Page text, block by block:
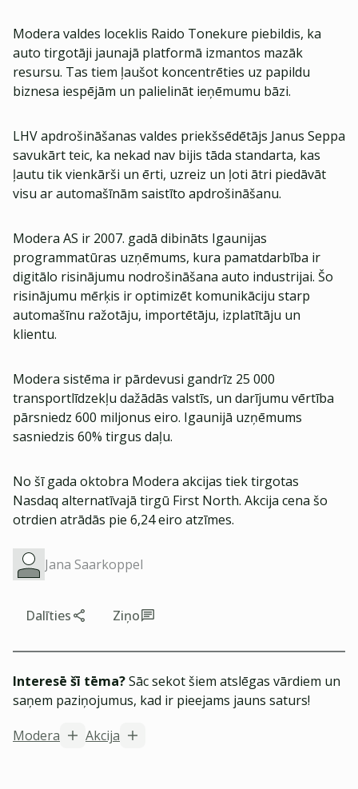
Modera valdes loceklis Raido Tonekure piebildis, ka
auto tirgotāji jaunajā platformā izmantos mazāk
resursu. Tas tiem ļaušot koncentrēties uz papildu
biznesa iespējām un palielināt ieņēmumu bāzi.
LHV apdrošināšanas valdes priekšsēdētājs Janus Seppa
savukārt teic, ka nekad nav bijis tāda standarta, kas
ļautu tik vienkārši un ērti, uzreiz un ļoti ātri piedāvāt
visu ar automašīnām saistīto apdrošināšanu.
Modera AS ir 2007. gadā dibināts Igaunijas
programmatūras uzņēmums, kura pamatdarbība ir
digitālo risinājumu nodrošināšana auto industrijai. Šo
risinājumu mērķis ir optimizēt komunikāciju starp
automašīnu ražotāju, importētāju, izplatītāju un
klientu.
Modera sistēma ir pārdevusi gandrīz 25 000
transportlīdzekļu dažādās valstīs, un darījumu vērtība
pārsniedz 600 miljonus eiro. Igaunijā uzņēmums
sasniedzis 60% tirgus daļu.
No šī gada oktobra Modera akcijas tiek tirgotas
Nasdaq alternatīvajā tirgū First North. Akcija cena šo
otrdien atrādās pie 6,24 eiro atzīmes.
Jana Saarkoppel
Dalīties Ziņo
Interesē šī tēma?Sāc sekot šiem atslēgas vārdiem un
saņem paziņojumus, kad ir pieejams jauns saturs!
Modera
Akcija